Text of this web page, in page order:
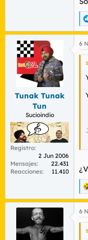
R
e
a
c
c
n
Tunak Tunak
Tun
Sucioindio
Registro
2 Jun 2006
Mensajes
22.431
Reacciones
11.410
6
R
e
a
c
c
6